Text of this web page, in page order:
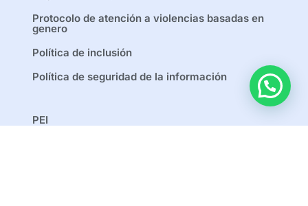
Protocolo de atención a violencias basadas en
genero
Política de inclusión
Política de seguridad de la información
PEI